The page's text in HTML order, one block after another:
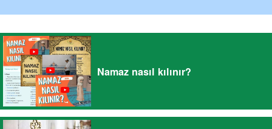
Namaz nasıl kılınır?